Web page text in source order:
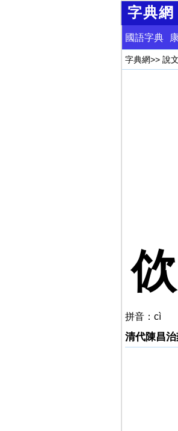
字典網
國語字典
字典網>> 說
佽
拼音：cì
清代陳昌治